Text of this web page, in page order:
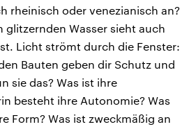
rheinisch oder venezianisch an?
glitzernden Wasser sieht auch
Licht strömt durch die Fenster:
Bauten geben dir Schutz und
sie das? Was ist ihre
besteht ihre Autonomie? Was
Form? Was ist zweckmäßig an